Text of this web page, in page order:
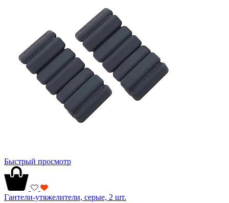
Быстрый просмотр
Гантели-утяжелители, серые, 2 шт.